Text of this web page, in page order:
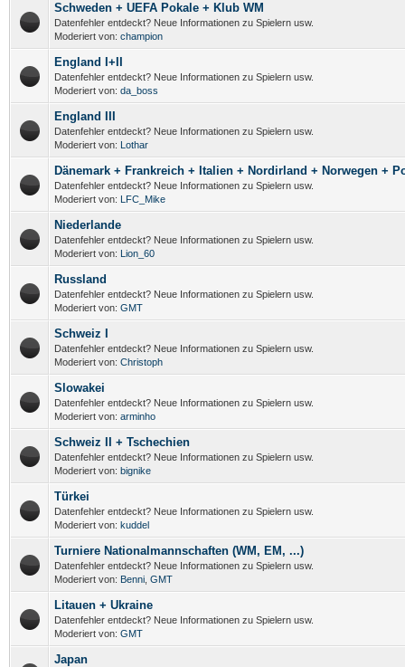
Schweden + UEFA Pokale + Klub WM
Datenfehler entdeckt? Neue Informationen zu Spielern usw.
Moderiert von: champion
England I+II
Datenfehler entdeckt? Neue Informationen zu Spielern usw.
Moderiert von: da_boss
England III
Datenfehler entdeckt? Neue Informationen zu Spielern usw.
Moderiert von: Lothar
Dänemark + Frankreich + Italien + Nordirland + Norwegen +
Datenfehler entdeckt? Neue Informationen zu Spielern usw.
Moderiert von: LFC_Mike
Niederlande
Datenfehler entdeckt? Neue Informationen zu Spielern usw.
Moderiert von: Lion_60
Russland
Datenfehler entdeckt? Neue Informationen zu Spielern usw.
Moderiert von: GMT
Schweiz I
Datenfehler entdeckt? Neue Informationen zu Spielern usw.
Moderiert von: Christoph
Slowakei
Datenfehler entdeckt? Neue Informationen zu Spielern usw.
Moderiert von: arminho
Schweiz II + Tschechien
Datenfehler entdeckt? Neue Informationen zu Spielern usw.
Moderiert von: bignike
Türkei
Datenfehler entdeckt? Neue Informationen zu Spielern usw.
Moderiert von: kuddel
Turniere Nationalmannschaften (WM, EM, ...)
Datenfehler entdeckt? Neue Informationen zu Spielern usw.
Moderiert von: Benni GMT
Litauen + Ukraine
Datenfehler entdeckt? Neue Informationen zu Spielern usw.
Moderiert von: GMT
Japan